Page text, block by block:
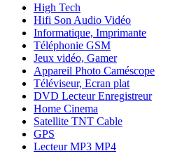
High Tech
Hifi Son Audio Vidéo
Informatique, Imprimante
Téléphonie GSM
Jeux vidéo, Gamer
Appareil Photo Caméscope
Téléviseur, Ecran plat
DVD Lecteur Enregistreur
Home Cinema
Satellite TNT Cable
GPS
Lecteur MP3 MP4